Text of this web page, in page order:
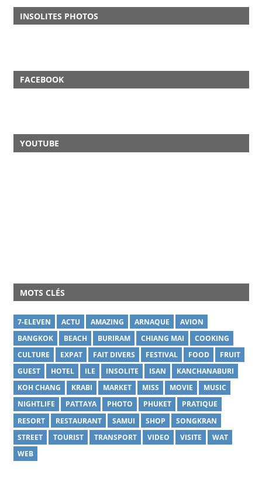
INSOLITES PHOTOS
FACEBOOK
YOUTUBE
MOTS CLÉS
7-ELEVEN ACTU AMAZING ARNAQUE
AVION
BANGKOK
BEACH BURIRAM CHIANG MAI
COOKING
CULTURE
EXPAT FAIT DIVERS FESTIVAL FOOD
FRUIT
GUEST
HOTEL ILE INSOLITE ISAN
KANCHANABURI
KOH CHANG
KRABI MARKET MISS MOVIE
MUSIC
NIGHTLIFE
PATTAYA PHOTO PHUKET
PRATIQUE
RESORT
RESTAURANT SAMUI SHOP
SONGKRAN
STREET
TOURIST TRANSPORT VIDEO VISITE
WAT
WEB